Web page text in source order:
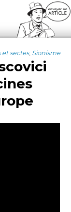
et sectes, Sionisme